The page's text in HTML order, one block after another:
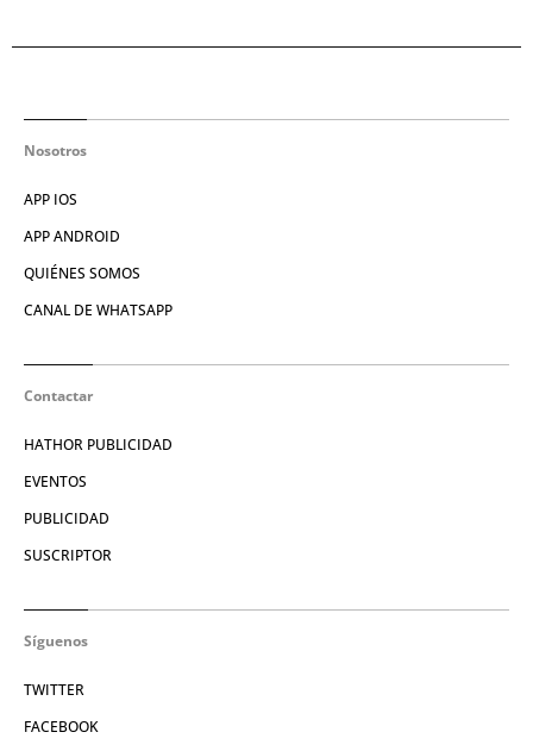
Nosotros
APP IOS
APP ANDROID
QUIÉNES SOMOS
CANAL DE WHATSAPP
Contactar
HATHOR PUBLICIDAD
EVENTOS
PUBLICIDAD
SUSCRIPTOR
Síguenos
TWITTER
FACEBOOK